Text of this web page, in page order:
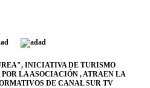
INICIATIVA DE TURISMO
LA ASOCIACIÓN , ATRAEN LA
DE CANAL SUR TV